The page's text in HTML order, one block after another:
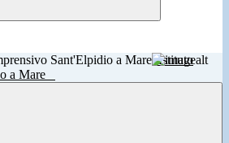
Istituto
a Mare